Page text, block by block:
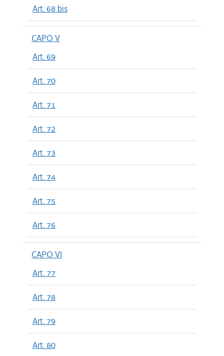
Art. 68 bis
CAPO V
Art. 69
Art. 70
Art. 71
Art. 72
Art. 73
Art. 74
Art. 75
Art. 76
CAPO VI
Art. 77
Art. 78
Art. 79
Art. 80